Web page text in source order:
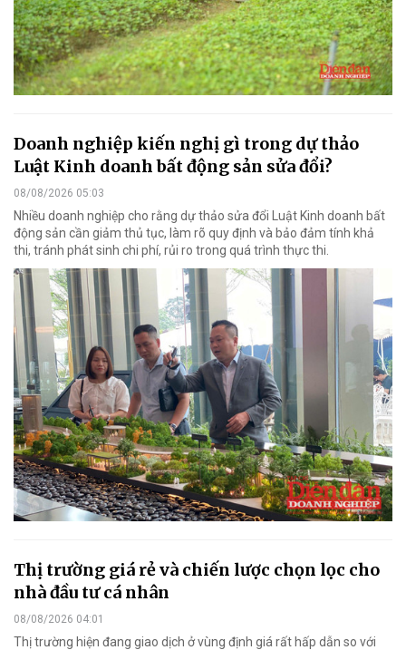
Doanh nghiệp kiến nghị gì trong dự thảo
Luật Kinh doanh bất động sản sửa đổi?
08/08/2026 05:03
Nhiều doanh nghiệp cho rằng dự thảo sửa đổi Luật Kinh doanh bất
động sản cần giảm thủ tục, làm rõ quy định và bảo đảm tính khả
thi, tránh phát sinh chi phí, rủi ro trong quá trình thực thi.
Thị trường giá rẻ và chiến lược chọn lọc cho
nhà đầu tư cá nhân
08/08/2026 04:01
Thị trường hiện đang giao dịch ở vùng định giá rất hấp dẫn so với